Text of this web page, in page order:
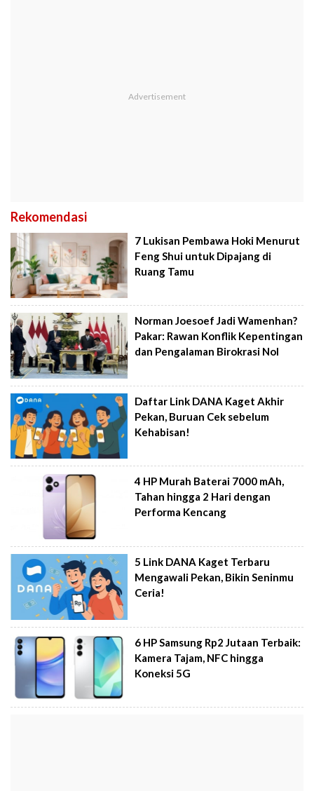
Rekomendasi
7 Lukisan Pembawa Hoki Menurut
Feng Shui untuk Dipajang di
Ruang Tamu
Norman Joesoef Jadi Wamenhan?
Pakar: Rawan Konflik Kepentingan
dan Pengalaman Birokrasi Nol
Daftar Link DANA Kaget Akhir
Pekan, Buruan Cek sebelum
Kehabisan!
4 HP Murah Baterai 7000 mAh,
Tahan hingga 2 Hari dengan
Performa Kencang
5 Link DANA Kaget Terbaru
Mengawali Pekan, Bikin Seninmu
Ceria!
6 HP Samsung Rp2 Jutaan Terbaik:
Kamera Tajam, NFC hingga
Koneksi 5G